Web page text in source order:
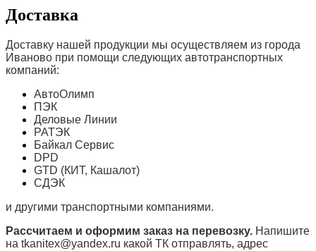
Доставка
Доставку нашей продукции мы осуществляем из города
Иваново при помощи следующих автотранспортных
компаний:
АвтоОлимп
ПЭК
Деловые Линии
РАТЭК
Байкал Сервис
DPD
GTD (КИТ, Кашалот)
СДЭК
и другими транспортными компаниями.
Рассчитаем и оформим заказ на перевозку. Напишите
на tkanitex@yandex.ru какой ТК отправлять, адрес